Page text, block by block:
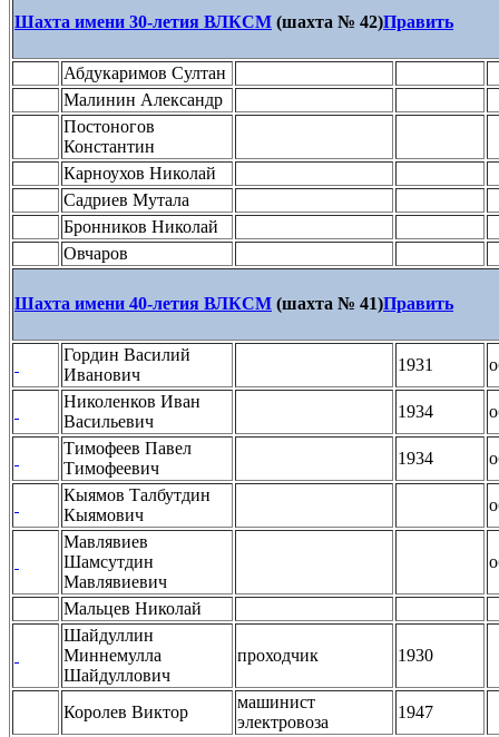
Шахта имени 30-летия ВЛКСМ (шахта № 42)Править
Абдукаримов Султан
Малинин Александр
Постоногов
Константин
Карноухов Николай
Садриев Мутала
Бронников Николай
Овчаров
Шахта имени 40-летия ВЛКСМ (шахта № 41)Править
Гордин Василий
Иванович
1931
Николенков Иван
Васильевич
1934
Тимофеев Павел
Тимофеевич
1934
Кыямов Талбутдин
Кыямович
Мавлявиев
Шамсутдин
Мавлявиевич
Мальцев Николай
Шайдуллин
Миннемулла
Шайдуллович
проходчик 1930
Королев Виктор
машинист
электровоза
1947